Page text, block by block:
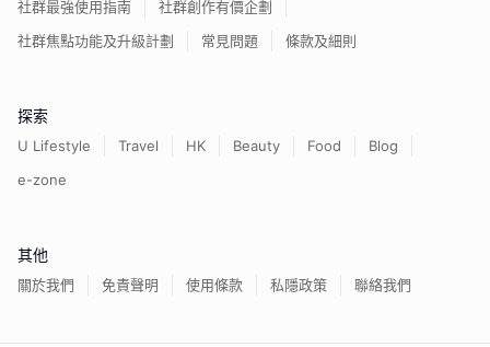
社群最強使用指南
社群創作有價企劃
社群焦點功能及升級計劃
常見問題 條款及細則
探索
U Lifestyle Travel HK Beauty Food
Blog
e-zone
其他
關於我們 免責聲明 使用條款 私隱政策 聯絡我們